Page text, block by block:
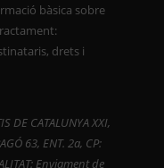
bàsica sobre
drets i
DE CATALUNYA XXI,
63, ENT. 2a, CP:
Enviament de